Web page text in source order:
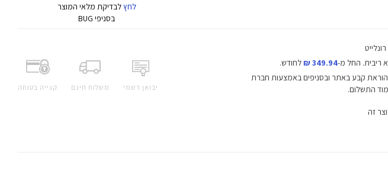
לחץלבדיקת מלאי המוצר
בסניפי BUG
יבואן רשמי משלוח חינם קנייה בטוחה
החל מ-349.94 ₪
לחודש.
קבע באתר ובסניפים באמצעות חברת
התשלום.
זה